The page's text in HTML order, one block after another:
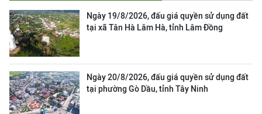
Ngày 19/8/2026, đấu giá quyền sử dụng đất
tại xã Tân Hà Lâm Hà, tỉnh Lâm Đồng
Ngày 20/8/2026, đấu giá quyền sử dụng đất
tại phường Gò Dầu, tỉnh Tây Ninh